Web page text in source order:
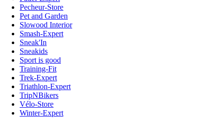
Pecheur-Store
Pet and Garden
Slowood Interior
Smash-Expert
Sneak'In
Sneakids
Sport is good
Training-Fit
Trek-Expert
Triathlon-Expert
TripNBikers
Vélo-Store
Winter-Expert